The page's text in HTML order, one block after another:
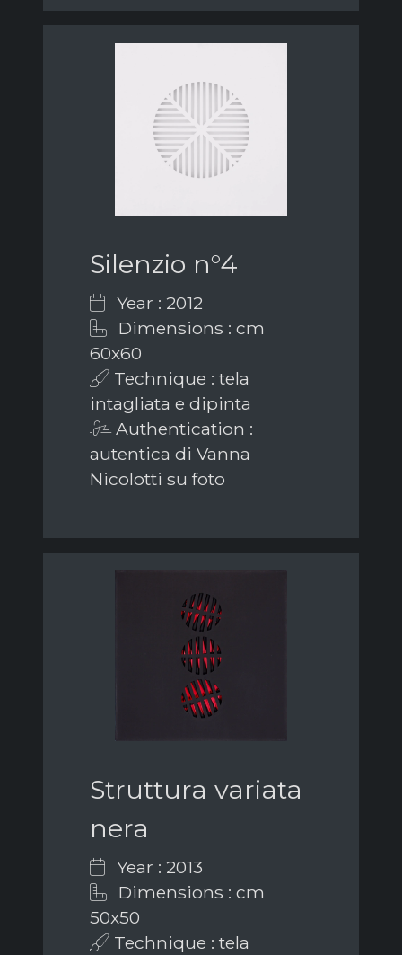
Silenzio n°4
Year : 2012
Dimensions : cm
60x60
Technique : tela
intagliata e dipinta
Authentication :
autentica di Vanna
Nicolotti su foto
Struttura variata
nera
Year : 2013
Dimensions : cm
50x50
Technique : tela